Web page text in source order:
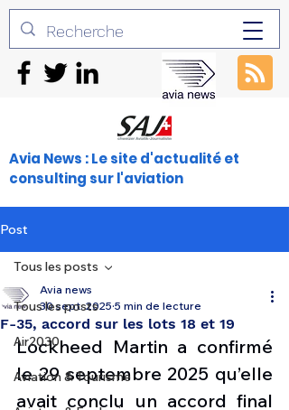
Avia News : Le site d'actualité et
consulting sur l'aviation
Post
Tous les posts
Air2030
Aviation & Tourisme
Tous les posts
F-35, accord sur les lots 18 et 19
Avia news
30 sept. 2025 5 min de lecture
Lockheed Martin a confirmé
le 29 septembre 2025 qu’elle
avait conclu un accord final